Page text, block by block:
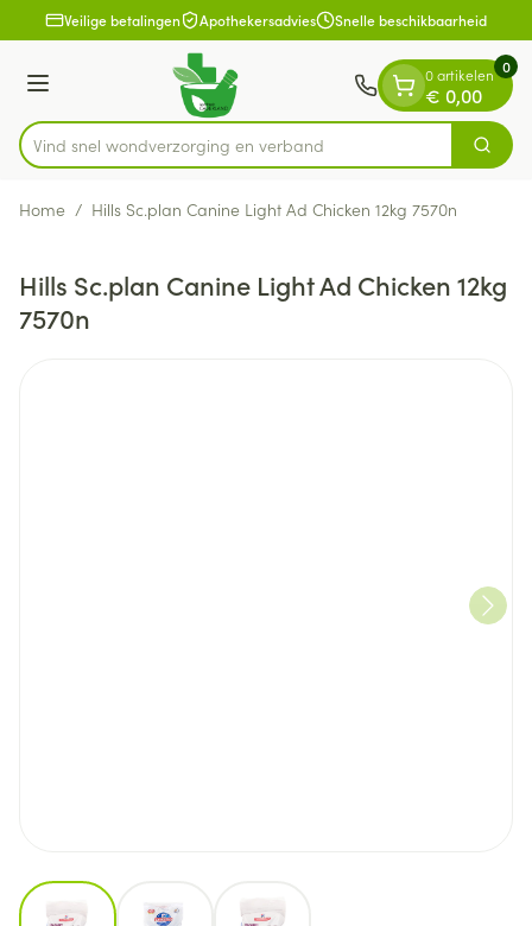
Ga naar de inhoud
1 van 1Veilige betalingen Apothekersadvies Snelle beschikbaarheid
Menu
Product, merk, categorie...
Vind snel wondverzorging en verband Zoek
0 artikelen
€ 0,00
0
Home / Hills Sc.plan Canine Light Ad Chicken 12kg 7570n
Hills Sc.plan Canine Light Ad Chicken 12kg
7570n
View larger image